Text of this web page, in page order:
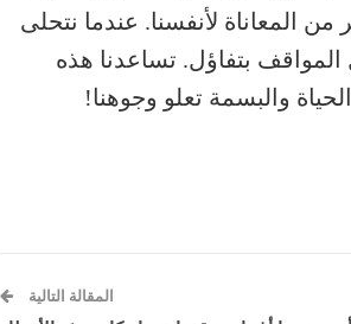
المعاناة لأنفسنا. عندما نتحلى
المواقف بتفاؤل. تساعدنا هذه
والبسمة تعلو وجوهنا!
المقالة التالية